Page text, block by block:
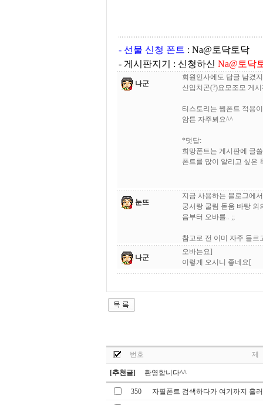
- 선물 신청 폰트 : Na@토닥토닥
- 게시판지기 : 신청하신 Na@토닥
나군
회원인사에도 답글 남겼
신입치곤(?)요모조모 게
티스토리는 웹폰트 적용
암튼 자주뵈요^^
*덧답:
희망폰트는 게시판에 글
폰트를 많이 알리고 싶은
눈뜨
지금 사용하는 블로그에
궁서랑 굴림 돋움 바탕 외
음부터 오바를.. ;;
참고로 전 이미 자주 들
나군
오바는요]
이렇게 오시니 좋네요[
번호
[추천글] 환영합니다^^
350 자필폰트 검색하다가 여기까지 흘